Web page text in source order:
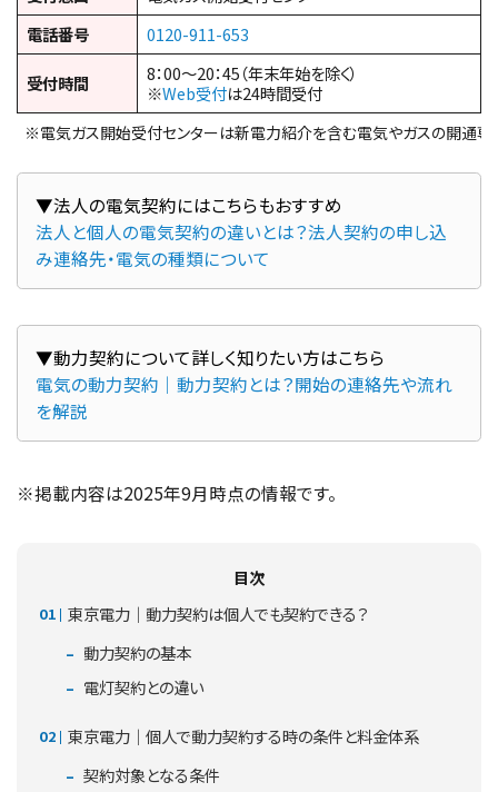
電話番号
0120-911-653
受付時間
8：00～20：45（年末年始を除く）
※Web受付は24時間受付
※電気ガス開始受付センターは新電力紹介を含む電気やガスの開通専
法人と個人の電気契約の違いとは？法人契約の申し込
み連絡先・電気の種類について
電気の動力契約｜動力契約とは？開始の連絡先や流れ
を解説
※掲載内容は2025年9月時点の情報です。
目次
東京電力｜動力契約は個人でも契約できる？
動力契約の基本
電灯契約との違い
東京電力｜個人で動力契約する時の条件と料金体系
契約対象となる条件